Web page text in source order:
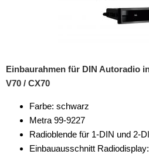
Frequenzweichen
iPod
kabellos Laden
Einbaurahmen für DIN Autoradio
V70 / CX70
Farbe: schwarz
Metra 99-9227
Radioblende für 1-DIN und 2-
Einbauausschnitt